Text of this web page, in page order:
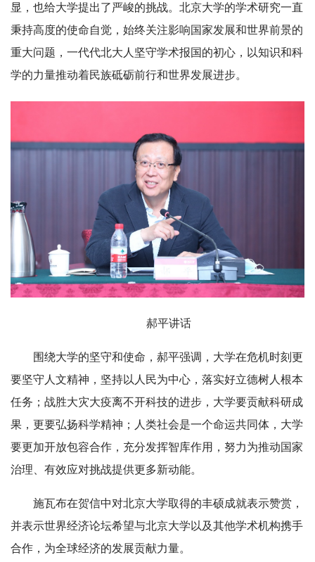
显，也给大学提出了严峻的挑战。北京大学的学术研究一直
秉持高度的使命自觉，始终关注影响国家发展和世界前景的
重大问题，一代代北大人坚守学术报国的初心，以知识和科
学的力量推动着民族砥砺前行和世界发展进步。
郝平讲话
围绕大学的坚守和使命，郝平强调，大学在危机时刻更
要坚守人文精神，坚持以人民为中心，落实好立德树人根本
任务；战胜大灾大疫离不开科技的进步，大学要贡献科研成
果，更要弘扬科学精神；人类社会是一个命运共同体，大学
要更加开放包容合作，充分发挥智库作用，努力为推动国家
治理、有效应对挑战提供更多新动能。
施瓦布在贺信中对北京大学取得的丰硕成就表示赞赏，
并表示世界经济论坛希望与北京大学以及其他学术机构携手
合作，为全球经济的发展贡献力量。